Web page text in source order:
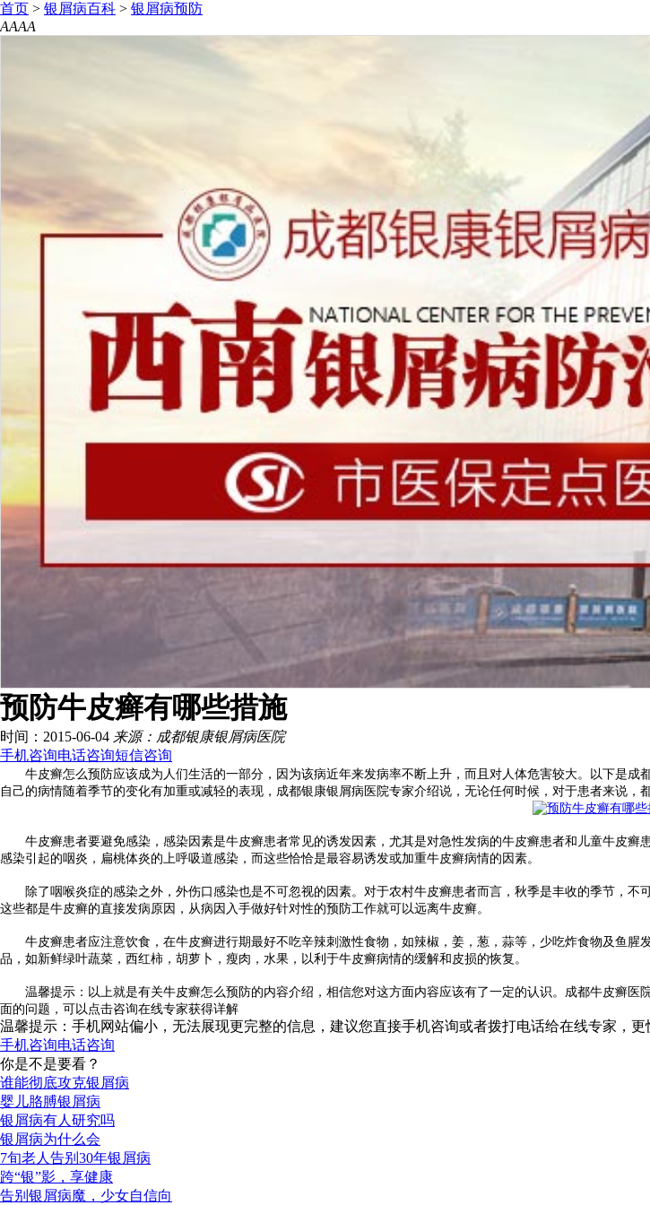
首页 > 银屑病百科 > 银屑病预防
AAAA
预防牛皮癣有哪些措施
时间：2015-06-04 来源：成都银康银屑病医院
手机咨询电话咨询短信咨询
牛皮癣怎么预防应该成为人们生活的一部分，因为该病近年来发病率不断上升，而且对人体危害较大。以下是成
自己的病情随着季节的变化有加重或减轻的表现，成都银康银屑病医院专家介绍说，无论任何时候，对于患者来说
牛皮癣患者要避免感染，感染因素是牛皮癣患者常见的诱发因素，尤其是对急性发病的牛皮癣患者和儿童牛皮癣
感染引起的咽炎，扁桃体炎的上呼吸道感染，而这些恰恰是最容易诱发或加重牛皮癣病情的因素。
除了咽喉炎症的感染之外，外伤口感染也是不可忽视的因素。对于农村牛皮癣患者而言，秋季是丰收的季节，不
这些都是牛皮癣的直接发病原因，从病因入手做好针对性的预防工作就可以远离牛皮癣。
牛皮癣患者应注意饮食，在牛皮癣进行期最好不吃辛辣刺激性食物，如辣椒，姜，葱，蒜等，少吃炸食物及鱼腥
品，如新鲜绿叶蔬菜，西红柿，胡萝卜，瘦肉，水果，以利于牛皮癣病情的缓解和皮损的恢复。
温馨提示：以上就是有关牛皮癣怎么预防的内容介绍，相信您对这方面内容应该有了一定的认识。成都牛皮癣医
面的问题，可以点击咨询在线专家获得详解
温馨提示：手机网站偏小，无法展现更完整的信息，建议您直接手机咨询或者拨打电话给在线专家，更
手机咨询电话咨询
你是不是要看？
谁能彻底攻克银屑病
婴儿胳膊银屑病
银屑病有人研究吗
银屑病为什么会
7旬老人告别30年银屑病
跨“银”影，享健康
告别银屑病魔，少女自信向